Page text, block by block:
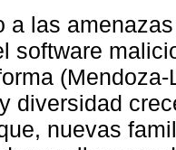
a las
software
diversidad
nuevas